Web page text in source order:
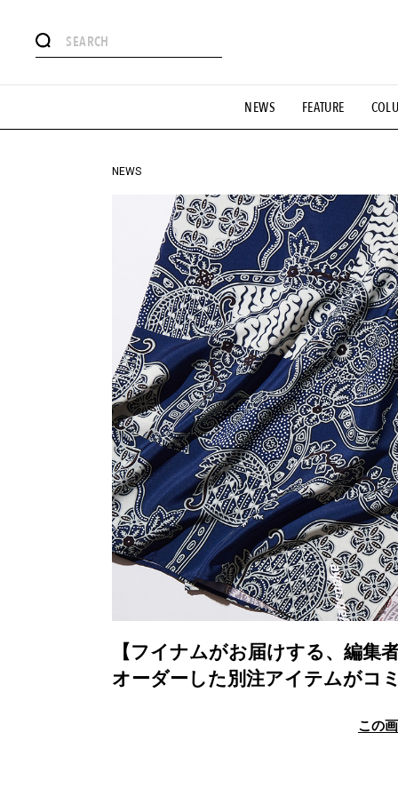
NEWS FEATURE
#憧れの逸品 #ESSENTIAL
#GH 銘品の所以 #フイナムのYouTube #Commune H
#HANDSOME HANDBOOK
NEWS
【フイナムがお届けする、編集
オーダーした別注アイテムがコ
この